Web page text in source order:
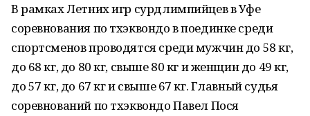
В рамках Летних игр сурдлимпийцев в Уфе
соревнования по тхэквондо в поединке среди
спортсменов проводятся среди мужчин до 58 кг,
до 68 кг, до 80 кг, свыше 80 кг и женщин до 49 кг,
до 57 кг, до 67 кг и свыше 67 кг. Главный судья
соревнований по тхэквондо Павел Пося